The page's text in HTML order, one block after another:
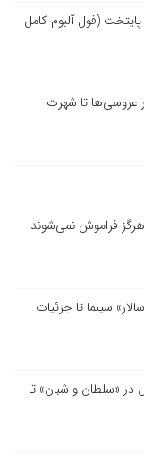
(فول آلبوم کامل
عروسی‌ها تا شهرت
هرگز فراموش نمی‌شوند
سینما تا جزئیات
«سلطان و شبان» تا